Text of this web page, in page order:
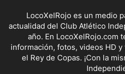
LocoXelRojo es un medio
actualidad del Club Atlético
año. En LocoXelRojo.com
información, fotos, videos HD
el Rey de Copas. ¡Con la